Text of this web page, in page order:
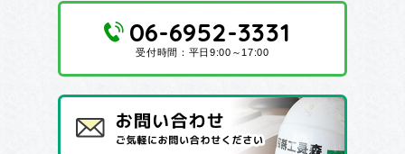
06-6952-3331
受付時間：平日9:00～17:00